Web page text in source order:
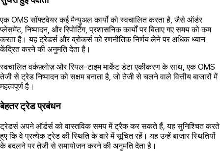
एक ​OMS सॉफ्टवेयर कई मैन्युअल कार्यों को स्वचालित करता है, जैसे ऑर्डर
प्लेसमेंट, निष्पादन, और रिपोर्टिंग, प्रशासनिक कार्यों पर बिताए गए समय को कम
करता है। यह ट्रेडर्स और ब्रोकर्स को रणनीतिक निर्णय लेने पर अधिक ध्यान
केंद्रित करने की अनुमति देता है।
स्वचालित वर्कफ़्लोज़ और रियल-टाइम मार्केट डेटा एकीकरण के साथ, एक OMS
तेजी से ट्रेड निष्पादन को सक्षम बनाता है, जो तेजी से चलने वाले वित्तीय बाजारों में
महत्वपूर्ण है।
बेहतर ट्रेड प्रबंधन
ट्रेडर्स अपने ऑर्डर्स को वास्तविक समय में ट्रैक कर सकते हैं, यह सुनिश्चित करते
हुए कि वे प्रत्येक ट्रेड की स्थिति के बारे में सूचित रहें। यह उन्हें बाजार स्थितियों
के बदलने पर तेजी से समायोजन करने की अनुमति देता है।